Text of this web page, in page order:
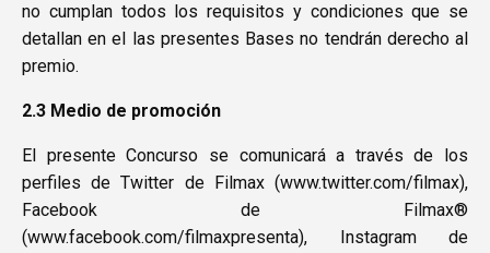
no cumplan todos los requisitos y condiciones que se
detallan en el las presentes Bases no tendrán derecho al
premio.
2.3 Medio de promoción
El presente Concurso se comunicará a través de los
perfiles de Twitter de Filmax (www.twitter.com/filmax),
Facebook de Filmax®
(www.facebook.com/filmaxpresenta), Instagram de